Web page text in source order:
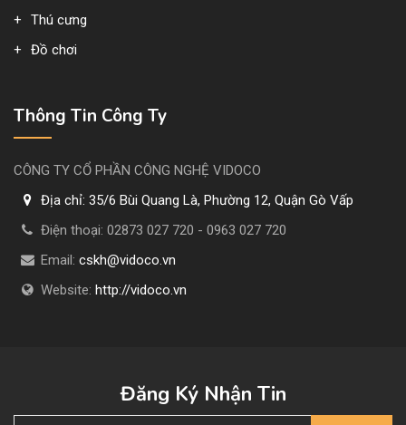
Thú cưng
Đồ chơi
Thông Tin Công Ty
CÔNG TY CỔ PHẦN CÔNG NGHỆ VIDOCO
Địa chỉ: 35/6 Bùi Quang Là, Phường 12, Quận Gò Vấp
Điện thoại: 02873 027 720 - 0963 027 720
Email: cskh@vidoco.vn
Website: http://vidoco.vn
Đăng Ký Nhận Tin